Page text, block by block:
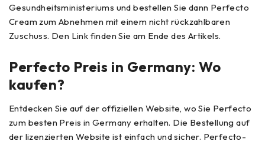
Gesundheitsministeriums und bestellen Sie dann Perfecto
Cream zum Abnehmen mit einem nicht rückzahlbaren
Zuschuss. Den Link finden Sie am Ende des Artikels.
Perfecto Preis in Germany: Wo
kaufen?
Entdecken Sie auf der offiziellen Website, wo Sie Perfecto
zum besten Preis in Germany erhalten. Die Bestellung auf
der lizenzierten Website ist einfach und sicher. Perfecto-